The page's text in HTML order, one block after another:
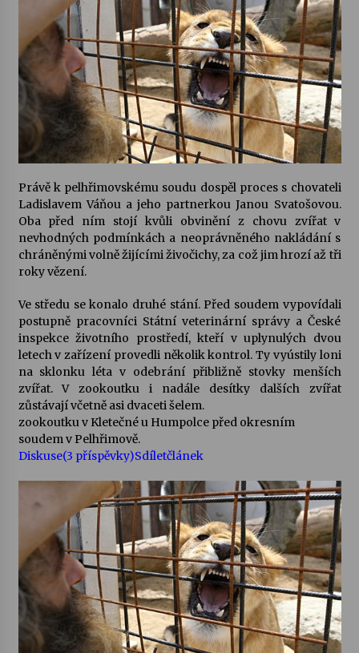
Letní koncerty ve Stromovce: Rufus Miller
22. 7. 2026
Vysočinka
17. 7. 2026
Ozvěny prázdnin
Za kulturou kousek za Humpolec. V Želivě ožije
odkaz Josefa Čapka
13. 7. 2026
Varhanní recitál Michala Novenka v Klášteře
Želiv
3. 7. 2026
Petr Adamec – Malovaný svět
30. 6. 2026
Právě k pelhřimovskému soudu dospěl proces s chovateli
Ladislavem Váňou a jeho partnerkou Janou Svatošovou.
Oba před ním stojí kvůli obvinění z chovu zvířat v
nevhodných podmínkách a neoprávněného nakládání s
chráněnými volně žijícími živočichy, za což jim hrozí až tři
roky vězení.
Ve středu se konalo druhé stání. Před soudem vypovídali
postupně pracovníci Státní veterinární správy a České
inspekce životního prostředí, kteří v uplynulých dvou
letech v zařízení provedli několik kontrol. Ty vyústily loni
na sklonku léta v odebrání přibližně stovky menších
zvířat. V zookoutku i nadále desítky dalších zvířat
zůstávají včetně asi dvaceti šelem.
zookoutku v Kletečné u Humpolce před okresním
soudem v Pelhřimově.
Diskuse(3 příspěvky)Sdíletčlánek